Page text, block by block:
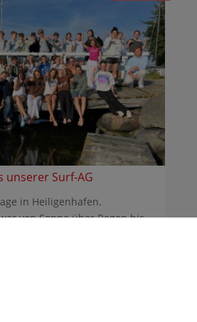
unserer Surf-AG
in Heiligenhafen.
von Sonne über Regen bis